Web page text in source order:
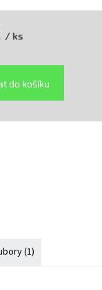
/ ks
do košíku
(1)